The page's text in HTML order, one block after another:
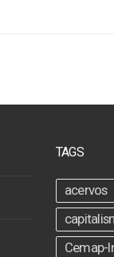
TAGS
acervos
Cemap-